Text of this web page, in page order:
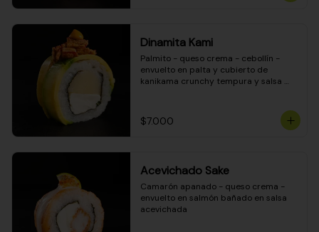
Dinamita Kami
Palmito - queso crema - cebollín -
envuelto en palta y cubierto de
kanikama crunchy tempura y salsa
$7.000
Acevichado Sake
Camarón apanado - queso crema -
envuelto en salmón bañado en salsa
acevichada